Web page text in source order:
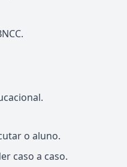
o aluno.
caso a caso.